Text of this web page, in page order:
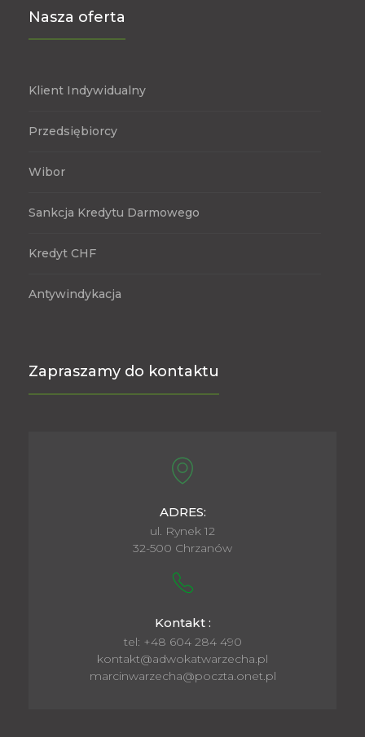
Nasza oferta
Klient Indywidualny
Przedsiębiorcy
Wibor
Sankcja Kredytu Darmowego
Kredyt CHF
Antywindykacja
Zapraszamy do kontaktu
ADRES:
ul. Rynek 12
32-500 Chrzanów
Kontakt :
tel: +48 604 284 490
kontakt@adwokatwarzecha.pl
marcinwarzecha@poczta.onet.pl